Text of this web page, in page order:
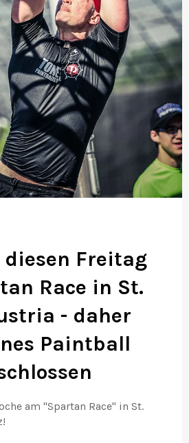
Freitag
Race in St.
- daher
Paintball
am "Spartan Race" in St.